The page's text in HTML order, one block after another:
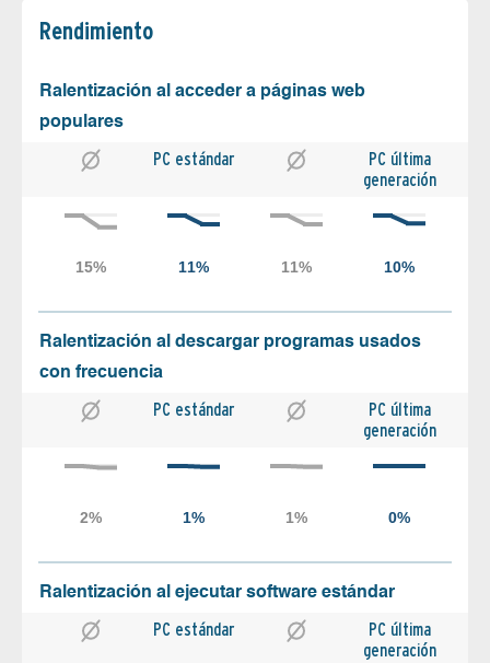
Rendimiento
Ralentización al acceder a páginas web
populares
PC estándar
PC última
generación
Ralentización al descargar programas usados
con frecuencia
PC estándar
PC última
generación
Ralentización al ejecutar software estándar
PC estándar
PC última
generación